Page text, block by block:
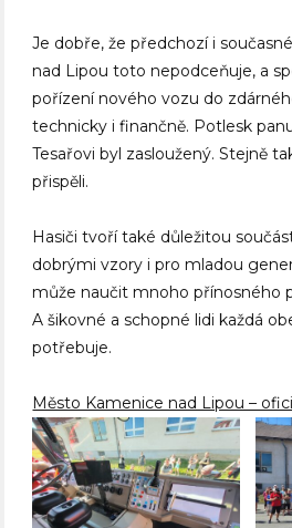
Je dobře, že předchozí i
nad Lipou toto nepodceňuje, a
pořízení nového vozu do
technicky i finančně. Potlesk
Tesařovi byl zasloužený. Stejně
přispěli.
Hasiči tvoří také důležitou
dobrými vzory i pro mladou
může naučit mnoho přínosného
A šikovné a schopné lidi každá
potřebuje.
Město Kamenice nad Lipou –